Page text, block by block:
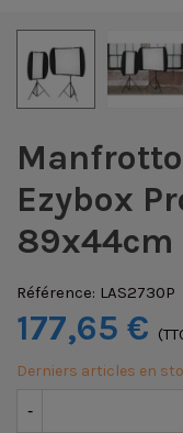
Ezybox
Référence: LAS2730P
177,65 €
Derniers articles en
-